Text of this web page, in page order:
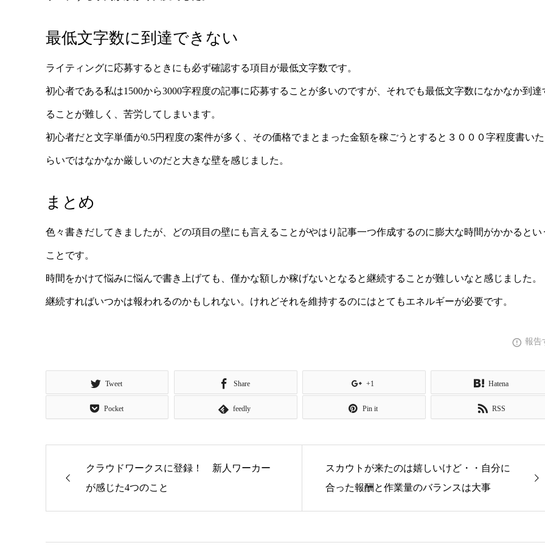
最低文字数に到達できない
ライティングに応募するときにも必ず確認する項目が最低文字数です。
初心者である私は1500から3000字程度の記事に応募することが多いのですが、それでも最低文字数になかなか到達
ることが難しく、苦労してしまいます。
初心者だと文字単価が0.5円程度の案件が多く、その価格でまとまった金額を稼ごうとすると３０００字程度書い
らいではなかなか厳しいのだと大きな壁を感じました。
まとめ
色々書きだしてきましたが、どの項目の壁にも言えることがやはり記事一つ作成するのに膨大な時間がかかるとい
ことです。
時間をかけて悩みに悩んで書き上げても、僅かな額しか稼げないとなると継続することが難しいなと感じました。
継続すればいつかは報われるのかもしれない。けれどそれを維持するのにはとてもエネルギーが必要です。
報告
Tweet Share +1 Hatena
Pocket feedly Pin it RSS
クラウドワークスに登録！ 新人ワーカー
が感じた4つのこと
スカウトが来たのは嬉しいけど・・自分に
合った報酬と作業量のバランスは大事